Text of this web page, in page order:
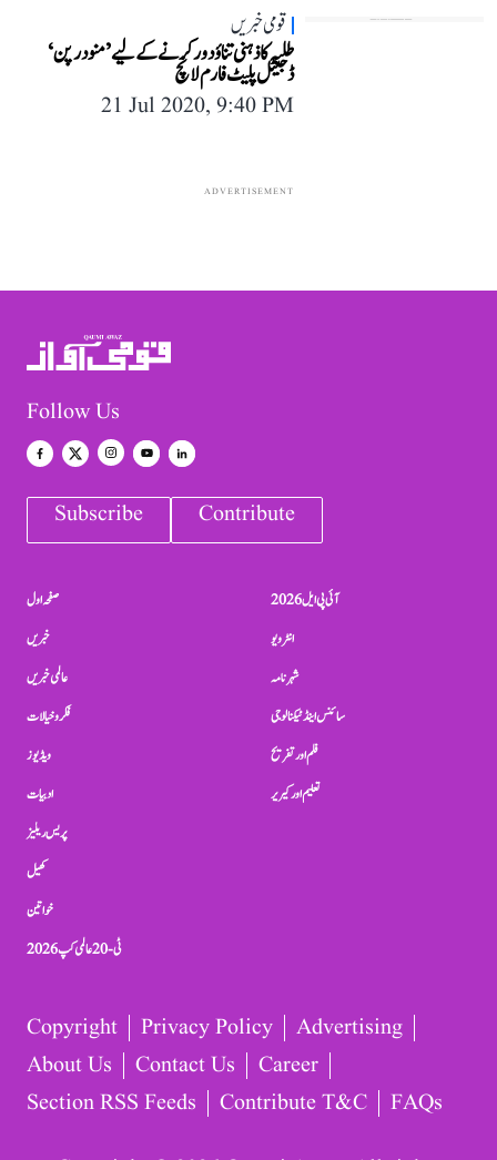
قومی خبریں
طلبہ کا ذہنی تناؤ دور کرنے کے لیے ’منودرپن‘
ڈجیٹل پلیٹ فارم لانچ
21 Jul 2020, 9:40 PM
ADVERTISEMENT
Follow Us
Subscribe Contribute
صفحہ اول
خبریں
عالمی خبریں
فکر و خیالات
ویڈیوز
ادبیات
پریس ریلیز
کھیل
خواتین
ٹی-20 عالمی کپ 2026
آئی پی ایل 2026
انٹرویو
شہرنامہ
سائنس اینڈ ٹیکنالوجی
فلم اور تفریح
تعلیم اور کیریر
Copyright Privacy Policy
Advertising
About Us
Contact Us
Career
Section RSS Feeds
Contribute T&C FAQs